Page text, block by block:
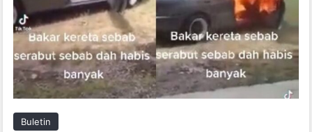
Buletin